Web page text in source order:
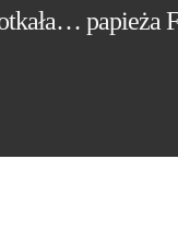
papieża